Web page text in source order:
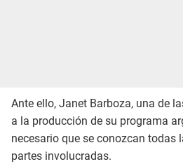
Ante ello, Janet Barboza, una de
a la producción de su programa
necesario que se conozcan todas
partes involucradas.